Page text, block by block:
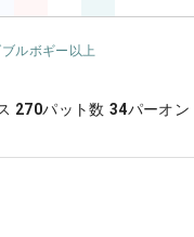
ブルボギー以上
270パット数 34パーオン